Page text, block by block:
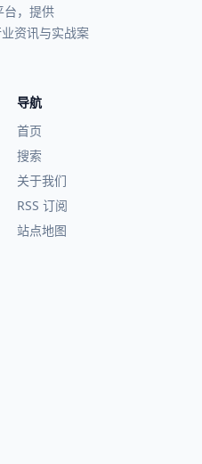
台，提供
资讯与实战案
导航
首页
搜索
关于我们
RSS 订阅
站点地图